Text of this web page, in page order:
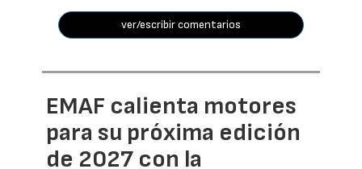
ver/escribir comentarios
EMAF calienta motores
para su próxima edición
de 2027 con la